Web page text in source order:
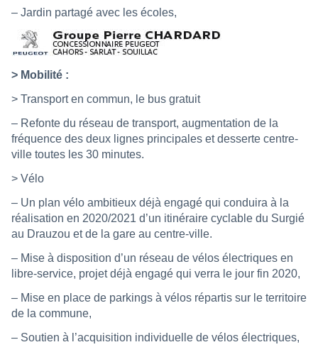
– Jardin partagé avec les écoles,
> Mobilité :
> Transport en commun, le bus gratuit
– Refonte du réseau de transport, augmentation de la
fréquence des deux lignes principales et desserte centre-
ville toutes les 30 minutes.
> Vélo
– Un plan vélo ambitieux déjà engagé qui conduira à la
réalisation en 2020/2021 d’un itinéraire cyclable du Surgié
au Drauzou et de la gare au centre-ville.
– Mise à disposition d’un réseau de vélos électriques en
libre-service, projet déjà engagé qui verra le jour fin 2020,
– Mise en place de parkings à vélos répartis sur le territoire
de la commune,
– Soutien à l’acquisition individuelle de vélos électriques,